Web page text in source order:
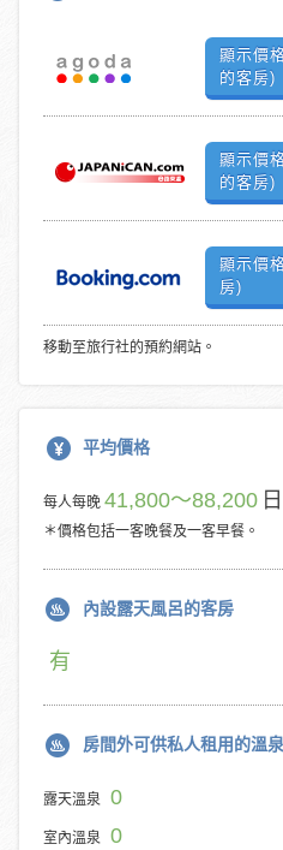
顯示價
的客房)
顯示價
的客房)
顯示價
房)
移動至旅行社的預約網站。
平均價格
每人每晚 41,800～88,200
＊價格包括一客晚餐及一客早餐。
內設露天風呂的客房
有
房間外可供私人租用的溫泉
露天溫泉 0
室內溫泉 0